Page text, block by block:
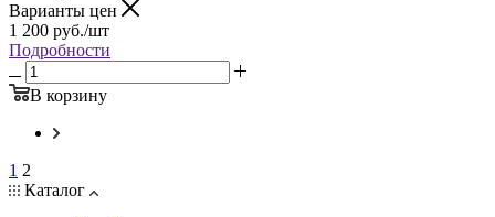
Варианты цен
1 200 руб./шт
Подробности
В корзину
1 2
Каталог